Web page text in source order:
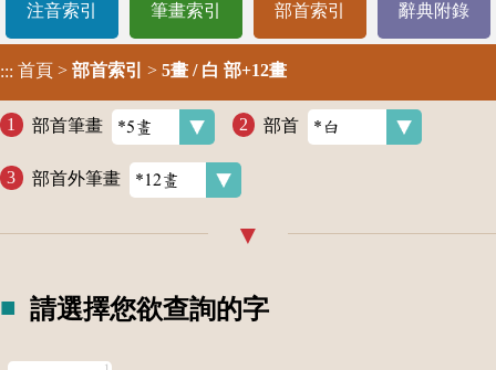
注音索引 筆畫索引 部首索引 辭典附錄
::: 首頁 > 部首索引 > 5畫 / 白 部+12畫
部首筆畫 部首
部首外筆畫
請選擇您欲查詢的字